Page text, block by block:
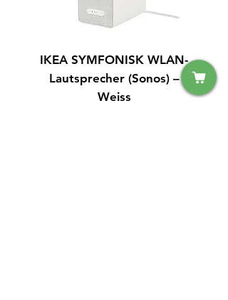
IKEA SYMFONISK WLAN-
Lautsprecher (Sonos) –
Weiss